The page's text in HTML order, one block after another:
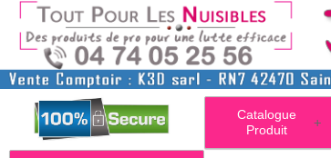
+
Catalogue
Produit